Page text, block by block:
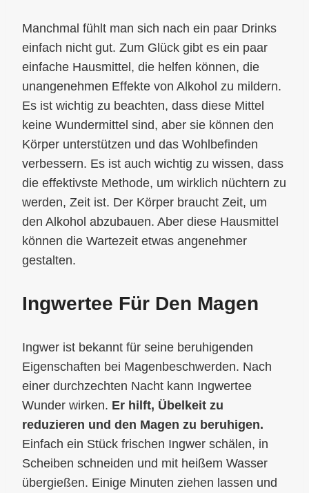
Manchmal fühlt man sich nach ein paar Drinks
einfach nicht gut. Zum Glück gibt es ein paar
einfache Hausmittel, die helfen können, die
unangenehmen Effekte von Alkohol zu mildern.
Es ist wichtig zu beachten, dass diese Mittel
keine Wundermittel sind, aber sie können den
Körper unterstützen und das Wohlbefinden
verbessern. Es ist auch wichtig zu wissen, dass
die effektivste Methode, um wirklich nüchtern zu
werden, Zeit ist. Der Körper braucht Zeit, um
den Alkohol abzubauen. Aber diese Hausmittel
können die Wartezeit etwas angenehmer
gestalten.
Ingwertee Für Den Magen
Ingwer ist bekannt für seine beruhigenden
Eigenschaften bei Magenbeschwerden. Nach
einer durchzechten Nacht kann Ingwertee
Wunder wirken. Er hilft, Übelkeit zu
reduzieren und den Magen zu beruhigen.
Einfach ein Stück frischen Ingwer schälen, in
Scheiben schneiden und mit heißem Wasser
übergießen. Einige Minuten ziehen lassen und